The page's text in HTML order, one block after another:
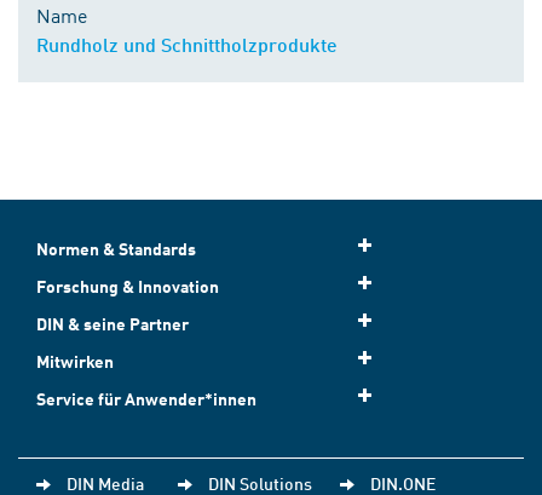
Name
Rundholz und Schnittholzprodukte
Normen & Standards
Forschung & Innovation
DIN & seine Partner
Mitwirken
Service für Anwender*innen
DIN Media DIN Solutions DIN.ONE